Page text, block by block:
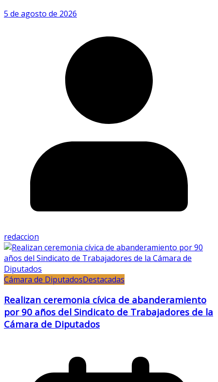
5 de agosto de 2026
redaccion
Cámara de DiputadosDestacadas
Realizan ceremonia cívica de abanderamiento
por 90 años del Sindicato de Trabajadores de la
Cámara de Diputados